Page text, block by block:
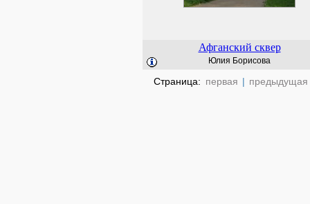
Афганский сквер
Юлия Борисова
Страница: первая | предыдущая